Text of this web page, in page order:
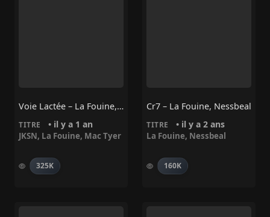
Voie Lactée – La Fouine, JKSN, Mac Tyer
TITRE • il y a 1 an
JKSN, La Fouine, Mac Tyer
325K
Cr7 – La Fouine, Nessbeal
TITRE • il y a 2 ans
La Fouine, Nessbeal
160K